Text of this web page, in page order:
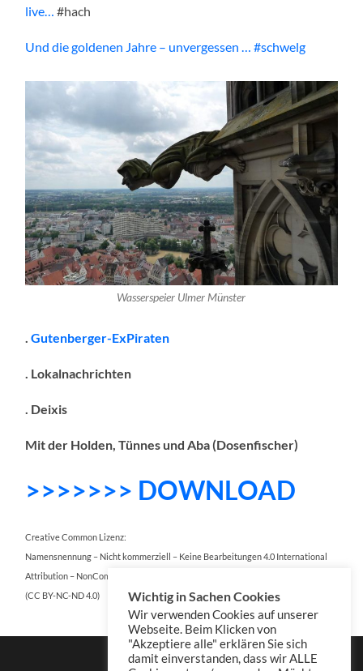
live… #hach
Und die goldenen Jahre – unvergessen … #schwelg
Wasserspeier Ulmer Münster
.Gutenberger-ExPiraten
. Lokalnachrichten
. Deixis
Mit der Holden, Tünnes und Aba (Dosenfischer)
>>>>>>> DOWNLOAD
Creative Common Lizenz:
Namensnennung – Nicht kommerziell – Keine Bearbeitungen 4.0 International
Attribution – NonCommercial – NoDerivatives 4.0 International
(CC BY-NC-ND 4.0)
Wichtig in Sachen Cookies
Wir verwenden Cookies auf unserer
Webseite. Beim Klicken von
"Akzeptiere alle" erklären Sie sich
damit einverstanden, dass wir ALLE